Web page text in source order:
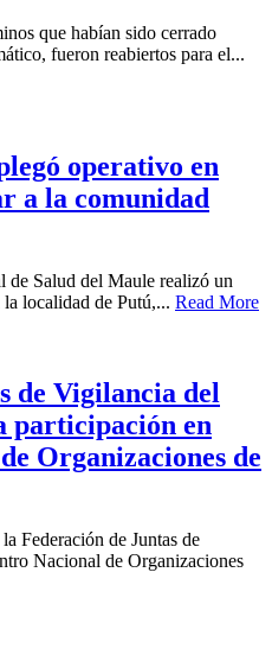
que habían sido cerrado
fueron reabiertos para el...
operativo en
a la comunidad
de Salud del Maule realizó un
localidad de Putú,... Read More
de Vigilancia del
participación en
Organizaciones de
Federación de Juntas de
Nacional de Organizaciones